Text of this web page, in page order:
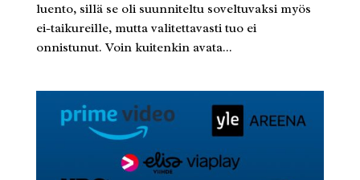
luento, sillä se oli suunniteltu soveltuvaksi myös
ei-taikureille, mutta valitettavasti tuo ei
onnistunut. Voin kuitenkin avata...